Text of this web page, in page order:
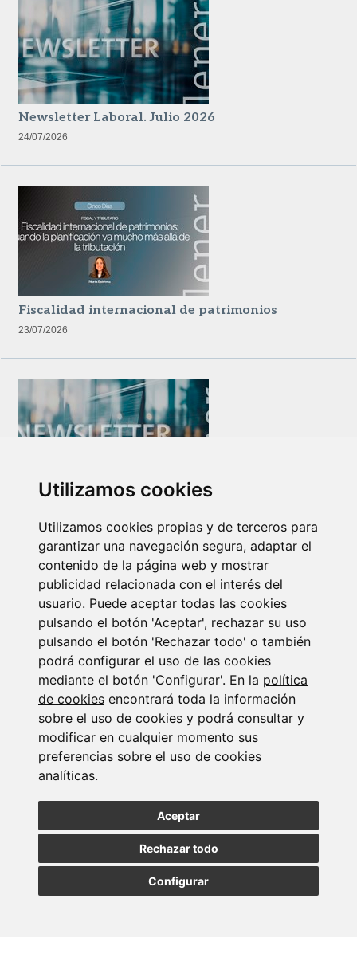
Utilizamos cookies
Utilizamos cookies propias y de terceros para
garantizar una navegación segura, adaptar el
contenido de la página web y mostrar
publicidad relacionada con el interés del
usuario. Puede aceptar todas las cookies
pulsando el botón 'Aceptar', rechazar su uso
pulsando el botón 'Rechazar todo' o también
podrá configurar el uso de las cookies
mediante el botón 'Configurar'. En la política
de cookies encontrará toda la información
sobre el uso de cookies y podrá consultar y
modificar en cualquier momento sus
preferencias sobre el uso de cookies
analíticas.
Aceptar
Rechazar todo
Configurar
Newsletter Laboral. Julio 2026
24/07/2026
Fiscalidad internacional de patrimonios
23/07/2026
14/07/2026
Suscribirse a la
newsletter
Entérate de nuestras últimas noticias
SUSCRIBIRSE